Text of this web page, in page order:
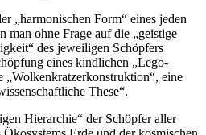
„harmonischen Form“ eines jeden
man ohne Frage auf die „geistige
des jeweiligen Schöpfers
eines kindlichen „Lego-
„Wolkenkratzerkonstruktion“, eine
These“.
Hierarchie“ der Schöpfer aller